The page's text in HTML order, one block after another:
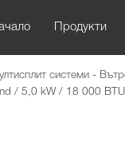
Продукти
системи -
/ 5,0 kW / 18 000 BTU